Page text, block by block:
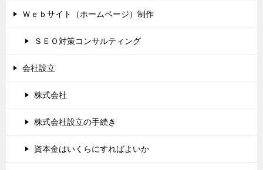
Ｗｅｂサイト（ホームページ）制作
ＳＥＯ対策コンサルティング
会社設立
株式会社
株式会社設立の手続き
資本金はいくらにすればよいか